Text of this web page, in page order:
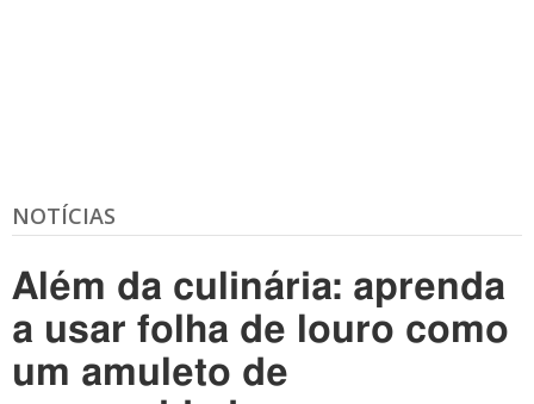
NOTÍCIAS
Além da culinária: aprenda
a usar folha de louro como
um amuleto de